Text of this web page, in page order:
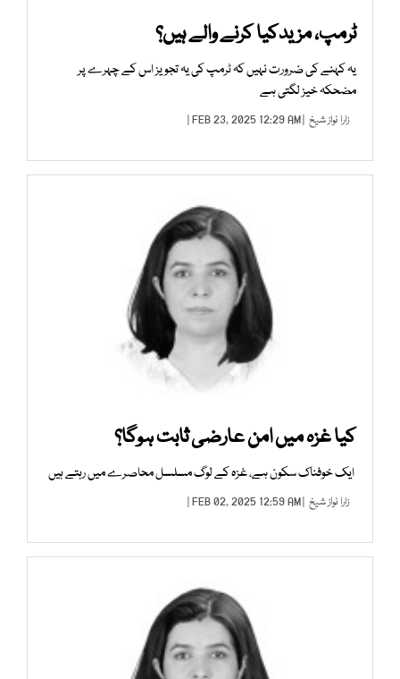
ٹرمپ، مزیدکیا کرنے والے ہیں؟
یہ کہنے کی ضرورت نہیں کہ ٹرمپ کی یہ تجویز اس کے چہرے پر
مضحکہ خیز لگتی ہے
زارا نواز شیخ | FEB 23, 2025 12:29 AM |
کیا غزہ میں امن عارضی ثابت ہوگا؟
ایک خوفناک سکون ہے، غزہ کے لوگ مسلسل محاصرے میں رہتے ہیں
زارا نواز شیخ | FEB 02, 2025 12:59 AM |